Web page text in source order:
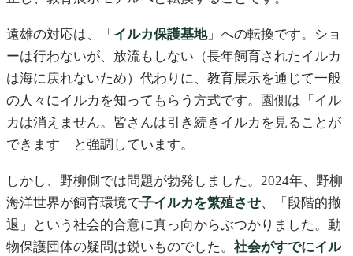
遠雄の対応は、「 イルカ保護基地」への転換です。ショ
ーは行わないが、放流もしない（長年飼育されたイルカ
は海に戻れないため）代わりに、教育展示を通じて一般
の人々にイルカを知ってもらう方式です。園側は「イル
カは消えません。皆さんは引き続きイルカを見ることが
できます」と強調しています。
しかし、野柳側では問題が勃発しました。2024年、野柳
海洋世界が飼育環境で子イルカを繁殖させ、「段階的撤
退」という社会的合意に真っ向からぶつかりました。動
物保護団体の疑問は鋭いものでした。 社会がすでにイル